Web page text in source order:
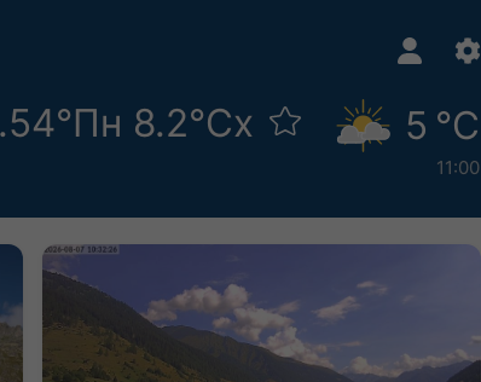
8.2°Сх 5 °C
11:00